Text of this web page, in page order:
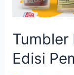
Tumbler
Edisi